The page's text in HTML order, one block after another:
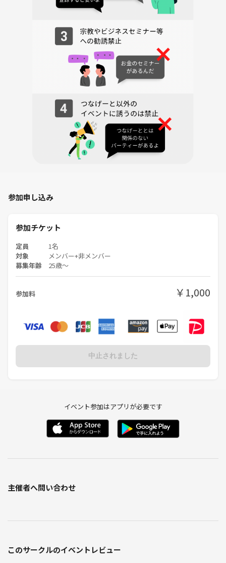
参加申し込み
参加チケット
定員 1名
対象 メンバー+非メンバー
募集年齢 25歳〜
参加料 ￥1,000
中止されました
イベント参加はアプリが必要です
主催者へ問い合わせ
このサークルのイベントレビュー